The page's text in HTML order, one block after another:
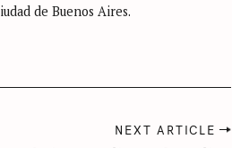
de Buenos Aires.
NEXT ARTICLE